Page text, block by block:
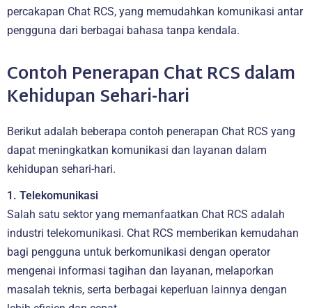
percakapan Chat RCS, yang memudahkan komunikasi antar
pengguna dari berbagai bahasa tanpa kendala.
Contoh Penerapan Chat RCS dalam
Kehidupan Sehari-hari
Berikut adalah beberapa contoh penerapan Chat RCS yang
dapat meningkatkan komunikasi dan layanan dalam
kehidupan sehari-hari.
1. Telekomunikasi
Salah satu sektor yang memanfaatkan Chat RCS adalah
industri telekomunikasi. Chat RCS memberikan kemudahan
bagi pengguna untuk berkomunikasi dengan operator
mengenai informasi tagihan dan layanan, melaporkan
masalah teknis, serta berbagai keperluan lainnya dengan